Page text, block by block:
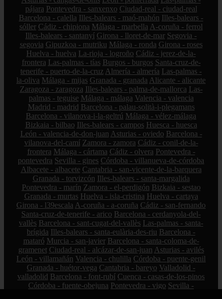
pájara Pontevedra - sanxenxo Ciudad-real - ciudad-real
Barcelona - calella
Illes-balears - maó-mahón
Illes-balears -
sóller Cádiz - chipiona Málaga - marbella A-coruña - ferrol
Illes-balears - santanyí Girona - lloret-de-mar Segovia -
segovia Gipuzkoa - mutriku Málaga - ronda Girona - roses
Huelva - huelva La-rioja - logroño Cádiz - jerez-de-la-
frontera Las-palmas - tías Burgos - burgos Santa-cruz-de-
tenerife - puerto-de-la-cruz Almería - almería Las-palmas -
la-oliva Málaga - mijas Granada - granada Alicante - alicante
Zaragoza - zaragoza
Illes-balears - palma-de-mallorca Las-
palmas - teguise Málaga - málaga Valencia - valencia
Madrid - madrid
Barcelona - palau-solità-i-plegamans
Barcelona - vilanova-i-la-geltrú Málaga - vélez-málaga
Bizkaia - bilbao
Illes-balears - campos Huesca - huesca
León - valencia-de-don-juan Asturias - oviedo Barcelona -
vilanova-del-camí Zamora - zamora Cádiz - conil-de-la-
frontera Málaga - cártama Cádiz - olvera Pontevedra -
pontevedra Sevilla - gines Córdoba - villanueva-de-córdoba
Albacete - albacete Cantabria - san-vicente-de-la-barquera
Granada - torvizcón
Illes-balears - santa-margalida
Pontevedra - marín Zamora - el-perdigón Bizkaia - sestao
Granada - murtas Huelva - isla-cristina Huelva - cartaya
Girona - l39escala A-coruña - a-coruña Cádiz - san-fernando
Santa-cruz-de-tenerife - arico Barcelona - cerdanyola-del-
vallès Barcelona - sant-cugat-del-vallès Las-palmas - santa-
brígida
Illes-balears - santa-eulària-des-riu Barcelona -
mataró Murcia - san-javier Barcelona - santa-coloma-de-
gramenet Ciudad-real - alcázar-de-san-juan Asturias - avilés
León - villamañán Valencia - chulilla Córdoba - puente-genil
Granada - huétor-vega Cantabria - bareyo Valladolid -
valladolid
Barcelona - font-rubí Cuenca - casas-de-los-pinos
Córdoba - fuente-obejuna Pontevedra - vigo Sevilla -